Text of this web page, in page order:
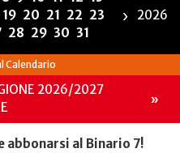
19 20 21 22 23
28 29 30 31
› 2026
Calendario
2026/2027
»
abbonarsi al Binario 7!